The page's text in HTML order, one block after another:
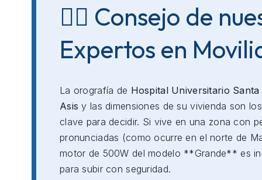
👨‍⚕️ Consejo de
Expertos en
La orografía de Hospital Universitario Santa
Asis y las dimensiones de su vivienda son
clave para decidir. Si vive en una zona con
pronunciadas (como ocurre en el norte de
motor de 500W del modelo **Grande** es
para subir con seguridad.